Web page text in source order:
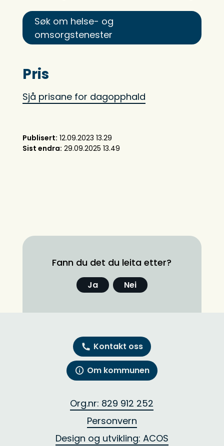
Søk om helse- og
omsorgstenester
Pris
Sjå prisane for dagopphald
Publisert 12.09.2023 13.29
Sist endra 29.09.2025 13.49
Fann du det du leita etter?
Ja Nei
Kontakt oss
Om kommunen
Org.nr: 829 912 252
Personvern
Design og utvikling: ACOS